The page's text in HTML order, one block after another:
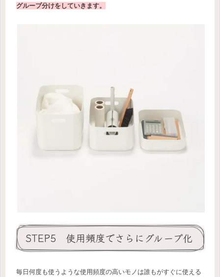
グループ分けをしていきます。
STEP5 使用頻度でさらにグループ化
毎日何度も使うような使用頻度の高いモノは誰もがすぐに使える